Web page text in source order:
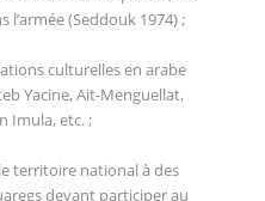
l’armée (Seddouk 1974) ;
culturelles en arabe
Yacine, Ait-Menguellat,
Imula, etc. ;
territoire national à des
devant participer au